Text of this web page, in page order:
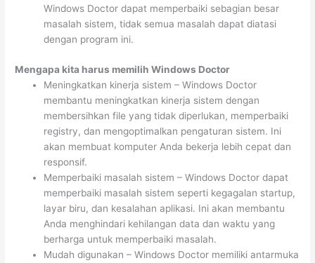
Windows Doctor dapat memperbaiki sebagian besar
masalah sistem, tidak semua masalah dapat diatasi
dengan program ini.
Mengapa kita harus memilih Windows Doctor
Meningkatkan kinerja sistem – Windows Doctor
membantu meningkatkan kinerja sistem dengan
membersihkan file yang tidak diperlukan, memperbaiki
registry, dan mengoptimalkan pengaturan sistem. Ini
akan membuat komputer Anda bekerja lebih cepat dan
responsif.
Memperbaiki masalah sistem – Windows Doctor dapat
memperbaiki masalah sistem seperti kegagalan startup,
layar biru, dan kesalahan aplikasi. Ini akan membantu
Anda menghindari kehilangan data dan waktu yang
berharga untuk memperbaiki masalah.
Mudah digunakan – Windows Doctor memiliki antarmuka